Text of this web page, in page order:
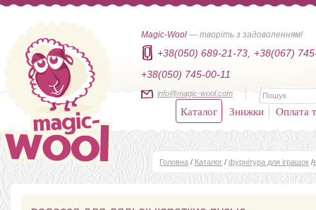
Magic-Wool — творіть з задоволенням!
+38(050) 689-21-73,
+38(067)
+38(050) 745-00-11
info@magic-wool.com
Каталог Знижки Оплата
Головна / Каталог / фурнітура для іграшок /